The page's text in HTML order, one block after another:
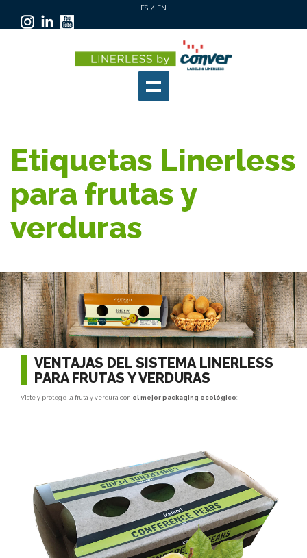
ES / EN
Etiquetas Linerless
para frutas y
verduras
VENTAJAS DEL SISTEMA LINERLESS
PARA FRUTAS Y VERDURAS
Viste y protege la fruta y verdura con el mejor packaging ecológico: